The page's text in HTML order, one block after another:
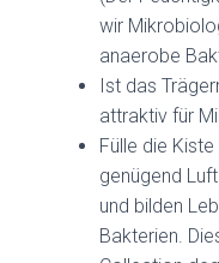
wir
anaerobe
Ist das
attraktiv für
Fülle die
genügend
und bilden
Bakterien.